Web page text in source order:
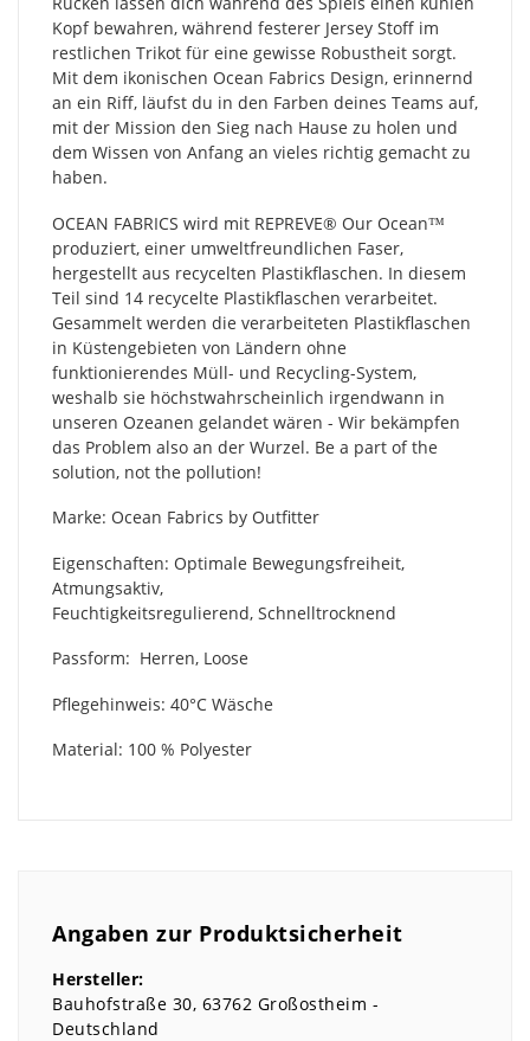
Kopf bewahren, während festerer Jersey Stoff im
restlichen Trikot für eine gewisse Robustheit sorgt.
Mit dem ikonischen Ocean Fabrics Design, erinnernd
an ein Riff, läufst du in den Farben deines Teams auf,
mit der Mission den Sieg nach Hause zu holen und
dem Wissen von Anfang an vieles richtig gemacht zu
haben.
OCEAN FABRICS wird mit REPREVE®️ Our Ocean™
produziert, einer umweltfreundlichen Faser,
hergestellt aus recycelten Plastikflaschen. In diesem
Teil sind 14 recycelte Plastikflaschen verarbeitet.
Gesammelt werden die verarbeiteten Plastikflaschen
in Küstengebieten von Ländern ohne
funktionierendes Müll- und Recycling-System,
weshalb sie höchstwahrscheinlich irgendwann in
unseren Ozeanen gelandet wären - Wir bekämpfen
das Problem also an der Wurzel. Be a part of the
solution, not the pollution!
Marke: Ocean Fabrics by Outfitter
Eigenschaften: Optimale Bewegungsfreiheit,
Atmungsaktiv,
Feuchtigkeitsregulierend, Schnelltrocknend
Passform: Herren, Loose
Pflegehinweis: 40°C Wäsche
Material: 100 % Polyester
Angaben zur Produktsicherheit
Hersteller:
Bauhofstraße 30 63762 Großostheim
Deutschland